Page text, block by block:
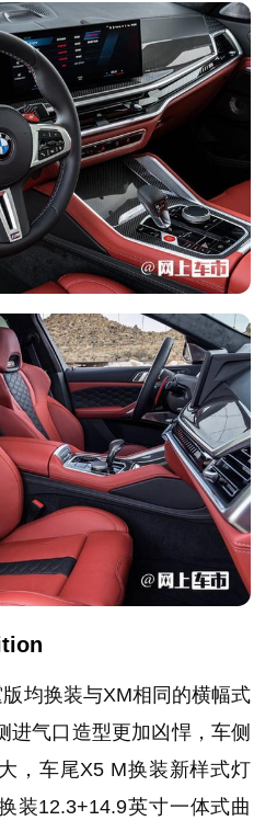
均换装与XM相同的横幅式
进气口造型更加凶悍，车侧
，车尾X5 M换装新样式灯
装12.3+14.9英寸一体式曲